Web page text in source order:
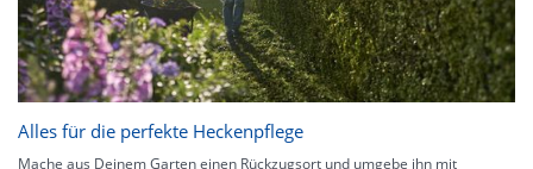
Alles für die perfekte Heckenpflege
Mache aus Deinem Garten einen Rückzugsort und umgebe ihn mit